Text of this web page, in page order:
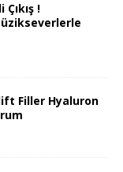
!
Filler Hyaluron